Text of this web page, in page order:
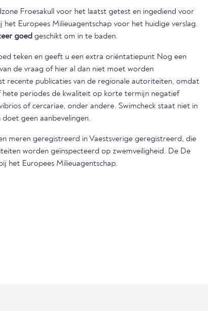
Froesakull voor het laatst getest en ingediend voor
het Europees Milieuagentschap voor het huidige verslag.
goed geschikt om in te baden.
teken en geeft u een extra oriëntatiepunt Nog een
de vraag of hier al dan niet moet worden
recente publicaties van de regionale autoriteiten, omdat
hete periodes de kwaliteit op korte termijn negatief
of cercariae, onder andere. Swimcheck staat niet in
geen aanbevelingen.
meren geregistreerd in Vaestsverige geregistreerd, die
worden geïnspecteerd op zwemveiligheid. De De
het Europees Milieuagentschap.